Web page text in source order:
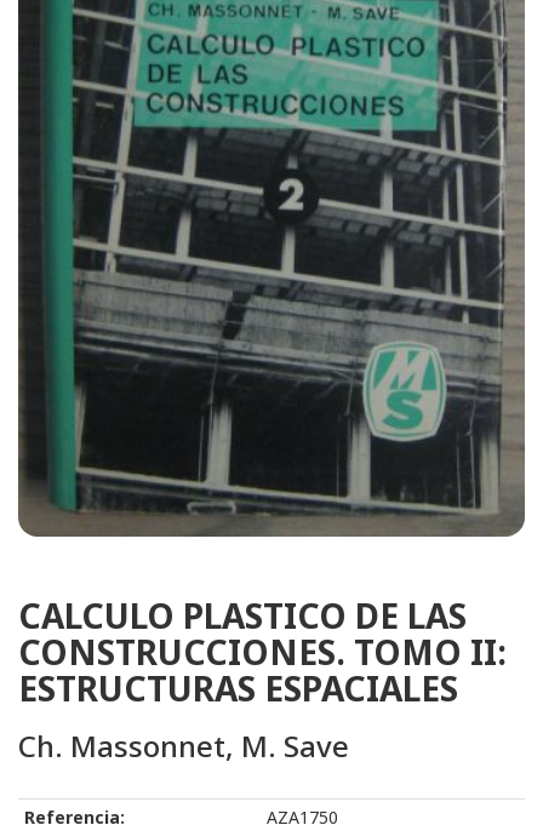
CALCULO PLASTICO DE LAS
CONSTRUCCIONES. TOMO II:
ESTRUCTURAS ESPACIALES
Ch. Massonnet, M. Save
Referencia: AZA1750